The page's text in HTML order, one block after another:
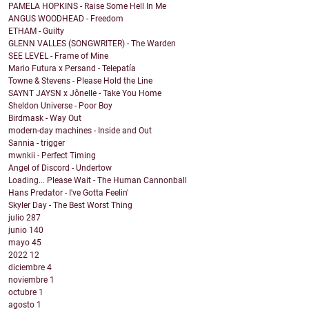
PAMELA HOPKINS - Raise Some Hell In Me
ANGUS WOODHEAD - Freedom
ETHAM - Guilty
GLENN VALLES (SONGWRITER) - The Warden
SEE LEVEL - Frame of Mine
Mario Futura x Persand - Telepatía
Towne & Stevens - Please Hold the Line
SAYNT JAYSN x Jônelle - Take You Home
Sheldon Universe - Poor Boy
Birdmask - Way Out
modern-day machines - Inside and Out
Sannia - trigger
mwnkii - Perfect Timing
Angel of Discord - Undertow
Loading... Please Wait - The Human Cannonball
Hans Predator - I've Gotta Feelin'
Skyler Day - The Best Worst Thing
julio 287
junio 140
mayo 45
2022 12
diciembre 4
noviembre 1
octubre 1
agosto 1